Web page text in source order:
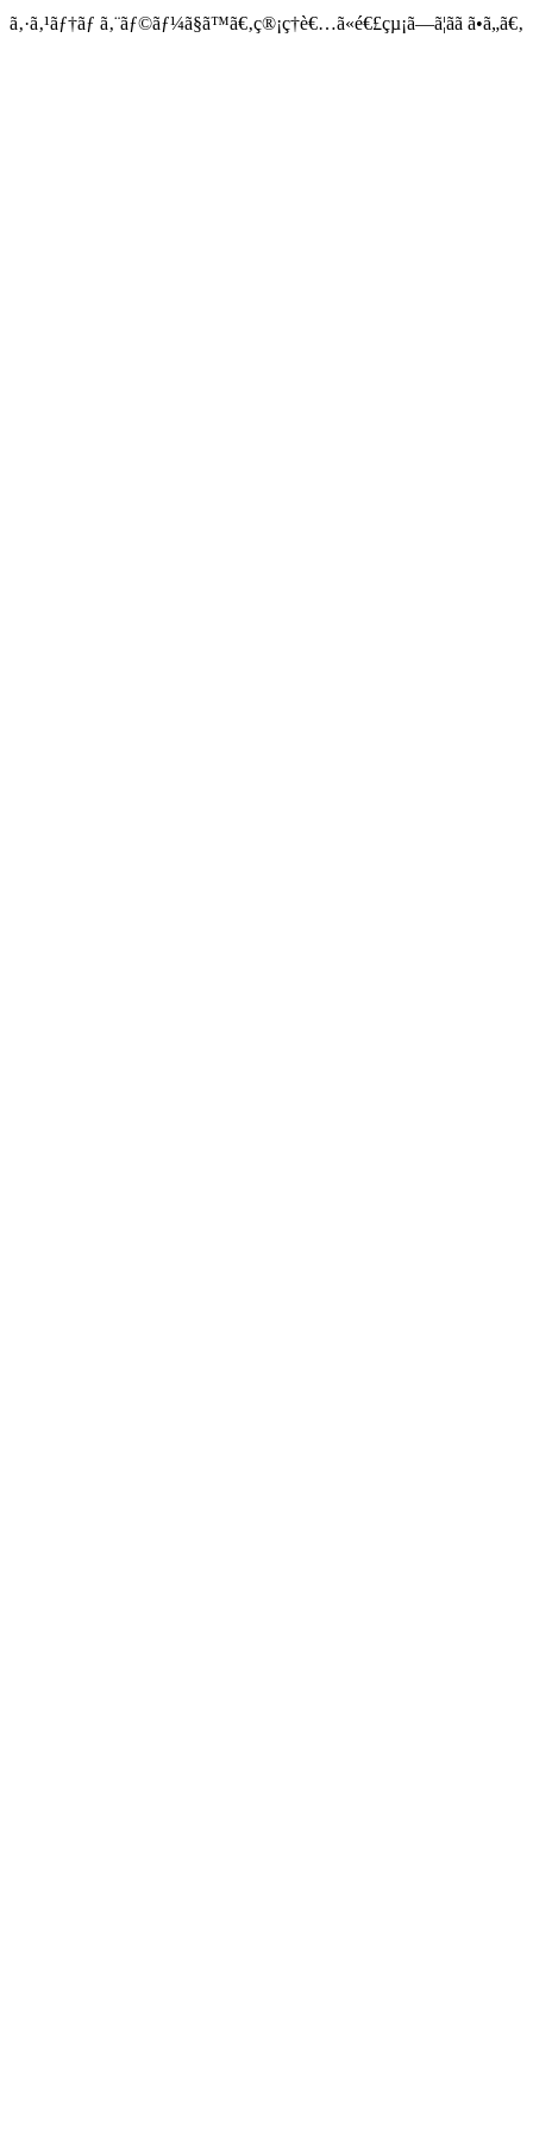
ã‚·ã‚¹ãƒ†ãƒ ã‚¨ãƒ©ãƒ¼ã§ã™ã€‚ç®¡ç†è€…ã«é€£çµ¡ã—ã¦ãã ã•ã„ã€‚